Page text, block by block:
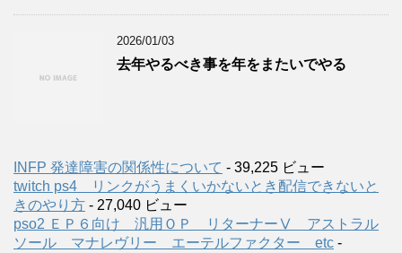
2026/01/03
去年やるべき事を年をまたいでやる
INFP 発達障害の関係性について - 39,225 ビュー
twitch ps4 リンクがうまくいかないとき配信できないと
きのやり方 - 27,040 ビュー
pso2 ＥＰ６向け 汎用ＯＰ リターナーⅤ アストラル
ソール マナレヴリー エーテルファクター etc -